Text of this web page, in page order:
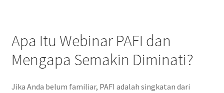
Apa Itu Webinar PAFI dan
Mengapa Semakin Diminati?
Jika Anda belum familiar, PAFI adalah singkatan dari